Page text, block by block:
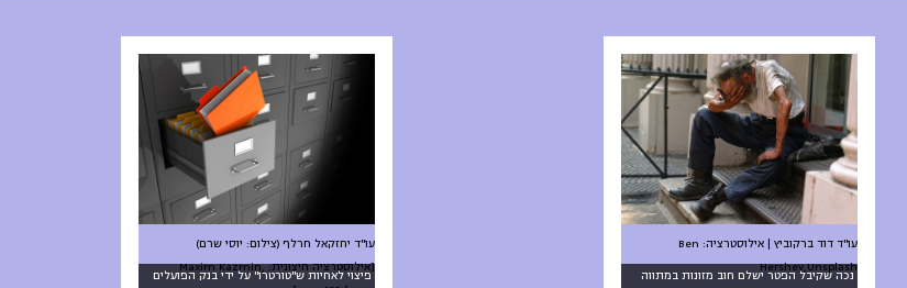
נכה שקיבל הפטר ישלם חוב מזונות במתווה
עו"ד דוד ברקוביץ | אילוסטרציה: Ben
Hershey,Unsplash
פיצוי לאחיות ש"טורטרו" על ידי בנק הפועלים
עו"ד יחזקאל חרלף (צילום: יוסי שרם)
[אילוסטרציה חיצונית: Maxim Kazmin,